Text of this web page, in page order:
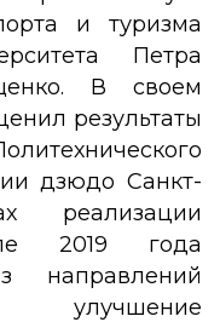
и туризма
Петра
В своем
результаты
дзюдо Санкт-
реализации
2019 года
направлений
улучшение